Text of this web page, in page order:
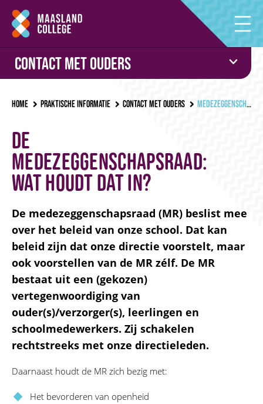
Contact met ouders
Home Praktische informatie Contact met ouders Medezeggenschapsraad
De
medezeggenschapsraad:
wat houdt dat in?
De medezeggenschapsraad (MR) beslist mee
over het beleid van onze school. Dat kan
beleid zijn dat onze directie voorstelt, maar
ook voorstellen van de MR zélf. De MR
bestaat uit een (gekozen)
vertegenwoordiging van
ouder(s)/verzorger(s), leerlingen en
schoolmedewerkers. Zij schakelen
rechtstreeks met onze directieleden.
Daarnaast houdt de MR zich bezig met:
Het bevorderen van openheid